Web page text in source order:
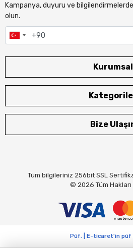
Kampanya, duyuru ve
olun.
Kurumsal
Bize
Tüm bilgileriniz 256bit SSL
© 2026 Tüm Hakları
Püf. | E-ticaret'in püf